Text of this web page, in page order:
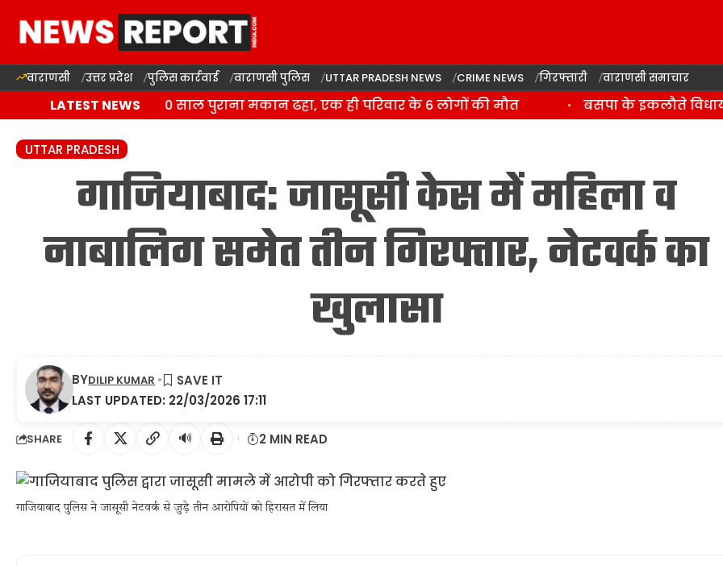
वाराणसी उत्तर प्रदेश पुलिस कार्रवाई वाराणसी पुलिस UTTAR PRADESH NEWS CRIME NEWS गिरफ्तारी वाराणसी समाचार
LATEST NEWS
प्रतापगढ़ में बारिश से 100 साल पुराना मकान ढहा, एक ही परिवार के 6 लोगों की मौत बसपा के इकलौते
UTTAR PRADESH
गाजियाबाद: जासूसी केस में महिला व
नाबालिग समेत तीन गिरफ्तार, नेटवर्क का
खुलासा
LAST UPDATED: 22/03/2026 17:11
BYDILIP KUMAR
SHARE 🔊 2 MIN READ
गाजियाबाद पुलिस ने जासूसी नेटवर्क से जुड़े तीन आरोपियों को हिरासत में लिया